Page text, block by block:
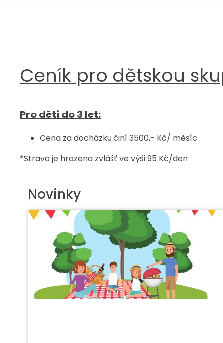
Ceník pro dětskou
Pro děti do 3 let:
Cena za docházku činí 3500,- Kč/ měsíc
*Strava je hrazena zvlášť ve výši 95 Kč/den
Novinky